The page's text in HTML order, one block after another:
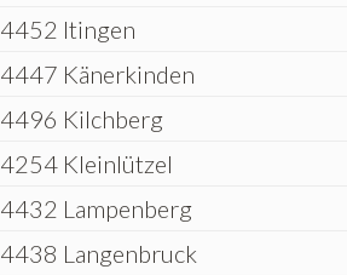
4452 Itingen
4447 Känerkinden
4496 Kilchberg
4254 Kleinlützel
4432 Lampenberg
4438 Langenbruck